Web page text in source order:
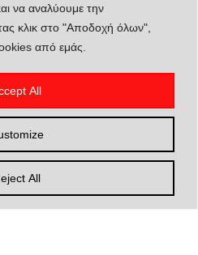
να αναλύουμε την
κλικ στο "Αποδοχή όλων",
από εμάς.
All
All